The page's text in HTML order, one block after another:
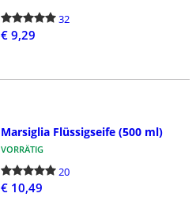
32
€ 9,29
Marsiglia Flüssigseife (500 ml)
VORRÄTIG
20
€ 10,49